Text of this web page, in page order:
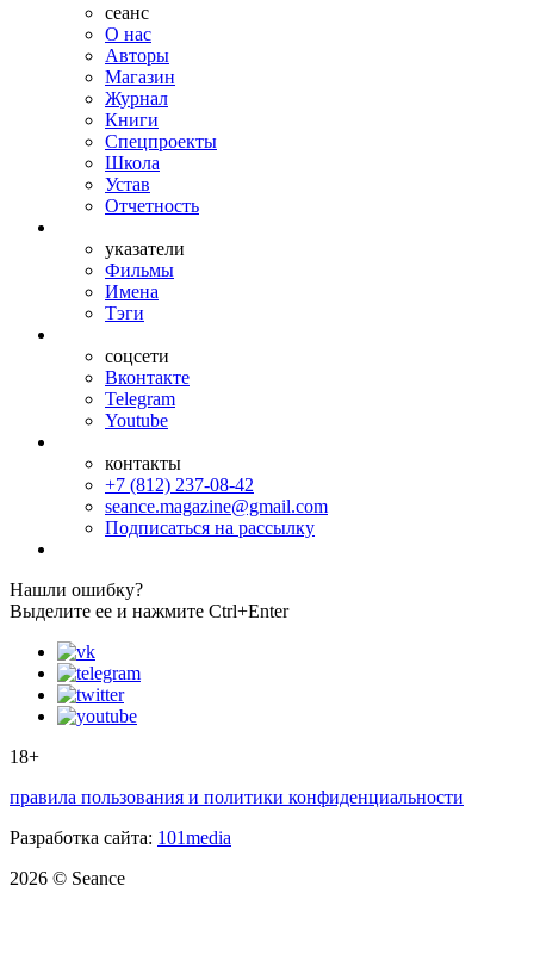
сеанс
О нас
Авторы
Магазин
Журнал
Книги
Спецпроекты
Школа
Устав
Отчетность
указатели
Фильмы
Имена
Тэги
соцсети
Вконтакте
Telegram
Youtube
контакты
+7 (812) 237-08-42
seance.magazine@gmail.com
Подписаться на рассылку
Нашли ошибку?
Выделите ее и нажмите Ctrl+Enter
18+
правила пользования и политики конфиденциальности
Разработка сайта: 101media
2026 © Seance